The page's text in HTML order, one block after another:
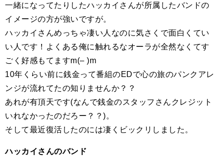
一緒になってたりしたハッカイさんが所属したバンドの
イメージの方が強いですが。
ハッカイさんめっちゃ凄い人なのに気さくで面白くてい
い人です！よくある俺に触れるなオーラが全然なくてす
ごく好感もてますm(– )m
10年くらい前に銭金って番組のEDで心の旅のパンクアレ
ンジが流れてたの知りませんか？？
あれが有頂天です(なんで銭金のスタッフさんクレジット
いれなかったのだろー？？)。
そして最近復活したのには凄くビックリしました。
ハッカイさんのバンド